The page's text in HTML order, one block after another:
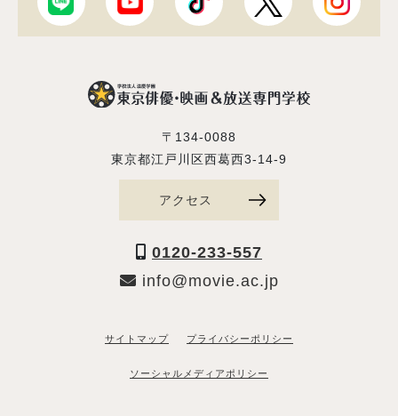
〒134-0088
東京都江戸川区西葛西3-14-9
アクセス
0120-233-557
info@movie.ac.jp
サイトマップ プライバシーポリシー
ソーシャルメディアポリシー